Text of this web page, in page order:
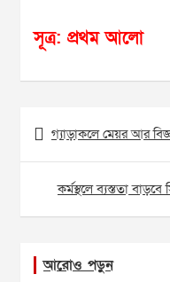
সূত্র: প্রথম আলো
Post
navigation
গ্যাড়াকলে মেয়র আর
কর্মস্থলে ব্যস্ততা
আরোও পড়ুন